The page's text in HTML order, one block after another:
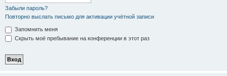
Забыли пароль?
Повторно выслать письмо для активации учётной записи
Запомнить меня
Скрыть моё пребывание на конференции в этот раз